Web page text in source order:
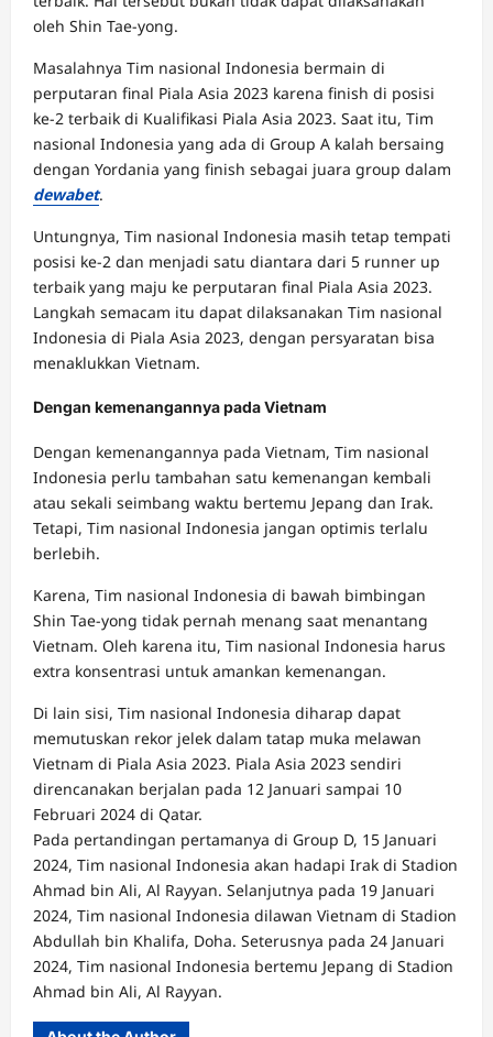
oleh Shin Tae-yong.
Masalahnya Tim nasional Indonesia bermain di
perputaran final Piala Asia 2023 karena finish di posisi
ke-2 terbaik di Kualifikasi Piala Asia 2023. Saat itu, Tim
nasional Indonesia yang ada di Group A kalah bersaing
dengan Yordania yang finish sebagai juara group dalam
dewabet.
Untungnya, Tim nasional Indonesia masih tetap tempati
posisi ke-2 dan menjadi satu diantara dari 5 runner up
terbaik yang maju ke perputaran final Piala Asia 2023.
Langkah semacam itu dapat dilaksanakan Tim nasional
Indonesia di Piala Asia 2023, dengan persyaratan bisa
menaklukkan Vietnam.
Dengan kemenangannya pada Vietnam
Dengan kemenangannya pada Vietnam, Tim nasional
Indonesia perlu tambahan satu kemenangan kembali
atau sekali seimbang waktu bertemu Jepang dan Irak.
Tetapi, Tim nasional Indonesia jangan optimis terlalu
berlebih.
Karena, Tim nasional Indonesia di bawah bimbingan
Shin Tae-yong tidak pernah menang saat menantang
Vietnam. Oleh karena itu, Tim nasional Indonesia harus
extra konsentrasi untuk amankan kemenangan.
Di lain sisi, Tim nasional Indonesia diharap dapat
memutuskan rekor jelek dalam tatap muka melawan
Vietnam di Piala Asia 2023. Piala Asia 2023 sendiri
direncanakan berjalan pada 12 Januari sampai 10
Februari 2024 di Qatar.
Pada pertandingan pertamanya di Group D, 15 Januari
2024, Tim nasional Indonesia akan hadapi Irak di Stadion
Ahmad bin Ali, Al Rayyan. Selanjutnya pada 19 Januari
2024, Tim nasional Indonesia dilawan Vietnam di Stadion
Abdullah bin Khalifa, Doha. Seterusnya pada 24 Januari
2024, Tim nasional Indonesia bertemu Jepang di Stadion
Ahmad bin Ali, Al Rayyan.